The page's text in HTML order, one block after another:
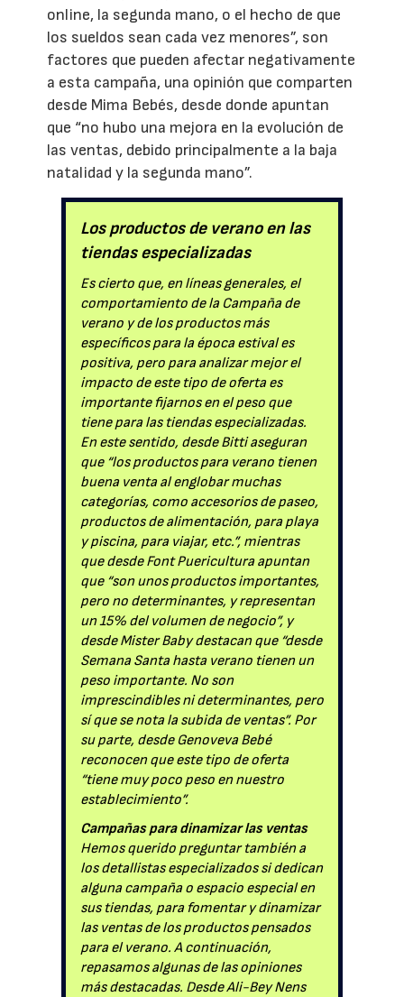
online, la segunda mano, o el hecho de que
los sueldos sean cada vez menores”, son
factores que pueden afectar negativamente
a esta campaña, una opinión que comparten
desde Mima Bebés, desde donde apuntan
que “no hubo una mejora en la evolución de
las ventas, debido principalmente a la baja
natalidad y la segunda mano”.
Los productos de verano en las
tiendas especializadas
Es cierto que, en líneas generales, el
comportamiento de la Campaña de
verano y de los productos más
específicos para la época estival es
positiva, pero para analizar mejor el
impacto de este tipo de oferta es
importante fijarnos en el peso que
tiene para las tiendas especializadas.
En este sentido, desde Bitti aseguran
que “los productos para verano tienen
buena venta al englobar muchas
categorías, como accesorios de paseo,
productos de alimentación, para playa
y piscina, para viajar, etc.”, mientras
que desde Font Puericultura apuntan
que “son unos productos importantes,
pero no determinantes, y representan
un 15% del volumen de negocio”, y
desde Mister Baby destacan que “desde
Semana Santa hasta verano tienen un
peso importante. No son
imprescindibles ni determinantes, pero
sí que se nota la subida de ventas”. Por
su parte, desde Genoveva Bebé
reconocen que este tipo de oferta
“tiene muy poco peso en nuestro
establecimiento”.
Campañas para dinamizar las ventas
Hemos querido preguntar también a
los detallistas especializados si dedican
alguna campaña o espacio especial en
sus tiendas, para fomentar y dinamizar
las ventas de los productos pensados
para el verano. A continuación,
repasamos algunas de las opiniones
más destacadas. Desde Ali-Bey Nens